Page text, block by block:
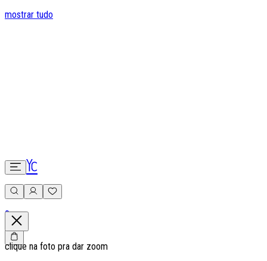
mostrar tudo
0
clique na foto pra dar zoom